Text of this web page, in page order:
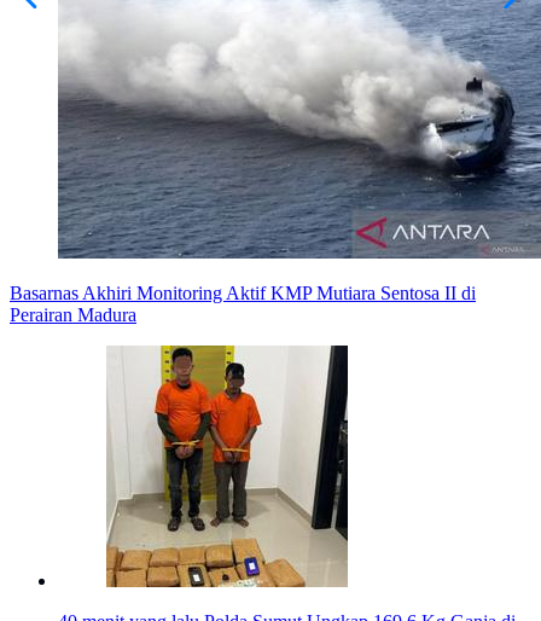
Basarnas Akhiri Monitoring Aktif KMP Mutiara Sentosa II di
Perairan Madura